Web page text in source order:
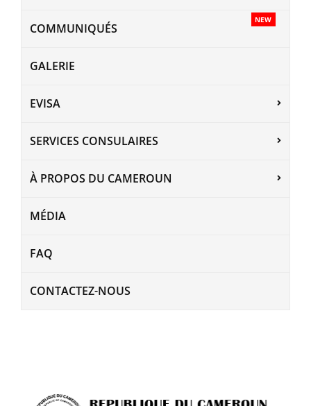
NEW
COMMUNIQUÉS
GALERIE
EVISA
SERVICES CONSULAIRES
À PROPOS DU CAMEROUN
MÉDIA
FAQ
CONTACTEZ-NOUS